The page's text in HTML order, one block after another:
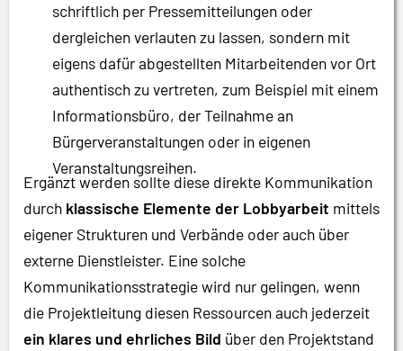
schriftlich per Pressemitteilungen oder
dergleichen verlauten zu lassen, sondern mit
eigens dafür abgestellten Mitarbeitenden vor Ort
authentisch zu vertreten, zum Beispiel mit einem
Informationsbüro, der Teilnahme an
Bürgerveranstaltungen oder in eigenen
Veranstaltungsreihen.
Ergänzt werden sollte diese direkte Kommunikation
durch klassische Elemente der Lobbyarbeit mittels
eigener Strukturen und Verbände oder auch über
externe Dienstleister. Eine solche
Kommunikationsstrategie wird nur gelingen, wenn
die Projektleitung diesen Ressourcen auch jederzeit
ein klares und ehrliches Bild über den Projektstand